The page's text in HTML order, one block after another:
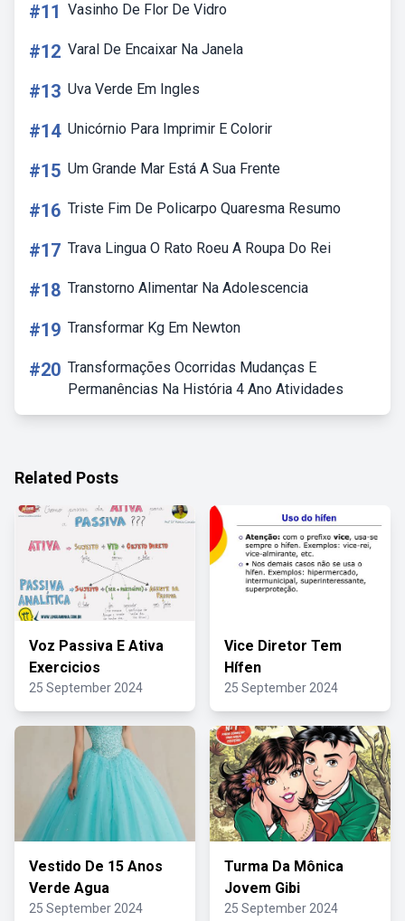
#11 Vasinho De Flor De Vidro
#12 Varal De Encaixar Na Janela
#13 Uva Verde Em Ingles
#14 Unicórnio Para Imprimir E Colorir
#15 Um Grande Mar Está A Sua Frente
#16 Triste Fim De Policarpo Quaresma Resumo
#17 Trava Lingua O Rato Roeu A Roupa Do Rei
#18 Transtorno Alimentar Na Adolescencia
#19 Transformar Kg Em Newton
#20 Transformações Ocorridas Mudanças E
Permanências Na História 4 Ano Atividades
Related Posts
Voz Passiva E Ativa
Exercicios
25 September 2024
Vice Diretor Tem
Hífen
25 September 2024
Vestido De 15 Anos
Verde Agua
25 September 2024
Turma Da Mônica
Jovem Gibi
25 September 2024